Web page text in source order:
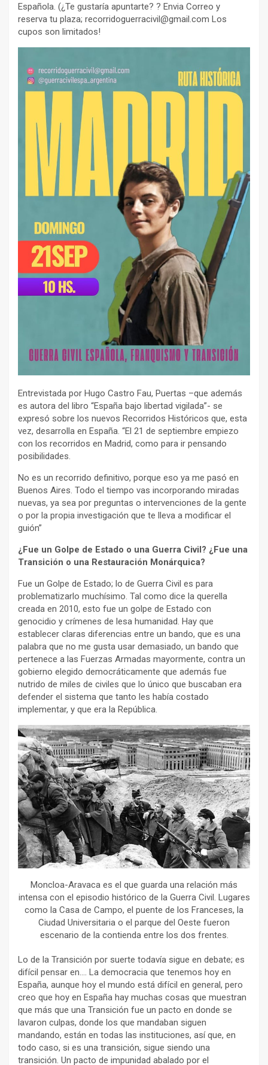
Española. (¿Te gustaría apuntarte? ? Envia Correo y
reserva tu plaza; recorridoguerracivil@gmail.com Los
cupos son limitados!
Entrevistada por Hugo Castro Fau, Puertas –que además
es autora del libro “España bajo libertad vigilada”- se
expresó sobre los nuevos Recorridos Históricos que, esta
vez, desarrolla en España. “El 21 de septiembre empiezo
con los recorridos en Madrid, como para ir pensando
posibilidades.
No es un recorrido definitivo, porque eso ya me pasó en
Buenos Aires. Todo el tiempo vas incorporando miradas
nuevas, ya sea por preguntas o intervenciones de la gente
o por la propia investigación que te lleva a modificar el
guión”
¿Fue un Golpe de Estado o una Guerra Civil? ¿Fue una
Transición o una Restauración Monárquica?
Fue un Golpe de Estado; lo de Guerra Civil es para
problematizarlo muchísimo. Tal como dice la querella
creada en 2010, esto fue un golpe de Estado con
genocidio y crímenes de lesa humanidad. Hay que
establecer claras diferencias entre un bando, que es una
palabra que no me gusta usar demasiado, un bando que
pertenece a las Fuerzas Armadas mayormente, contra un
gobierno elegido democráticamente que además fue
nutrido de miles de civiles que lo único que buscaban era
defender el sistema que tanto les había costado
implementar, y que era la República.
Moncloa-Aravaca es el que guarda una relación más
intensa con el episodio histórico de la Guerra Civil. Lugares
como la Casa de Campo, el puente de los Franceses, la
Ciudad Universitaria o el parque del Oeste fueron
escenario de la contienda entre los dos frentes.
Lo de la Transición por suerte todavía sigue en debate; es
difícil pensar en…. La democracia que tenemos hoy en
España, aunque hoy el mundo está difícil en general, pero
creo que hoy en España hay muchas cosas que muestran
que más que una Transición fue un pacto en donde se
lavaron culpas, donde los que mandaban siguen
mandando, están en todas las instituciones, así que, en
todo caso, si es una transición, sigue siendo una
transición. Un pacto de impunidad abalado por el